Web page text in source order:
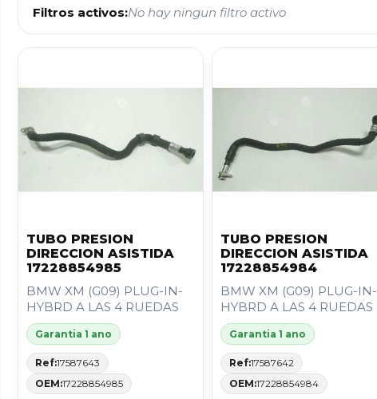
Filtros activos:No hay ningun filtro activo
TUBO PRESION
DIRECCION ASISTIDA
17228854985
BMW XM (G09) PLUG-IN-
HYBRD A LAS 4 RUEDAS
Garantia 1 ano
Ref:17587643
OEM:17228854985
TUBO PRESION
DIRECCION ASISTIDA
17228854984
BMW XM (G09) PLUG-IN-
HYBRD A LAS 4 RUEDAS
Garantia 1 ano
Ref:17587642
OEM:17228854984